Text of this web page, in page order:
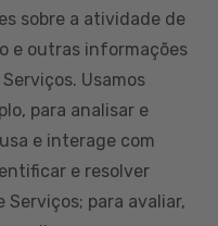
sobre a atividade de
e outras informações
Usamos
para analisar e
e interage com
e resolver
Serviços; para avaliar,